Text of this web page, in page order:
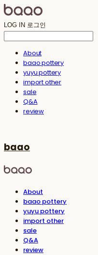
LOG IN 로그인
About
baao pottery
yuyu pottery
import other
sale
Q&A
review
baao
About
baao pottery
yuyu pottery
import other
sale
Q&A
review